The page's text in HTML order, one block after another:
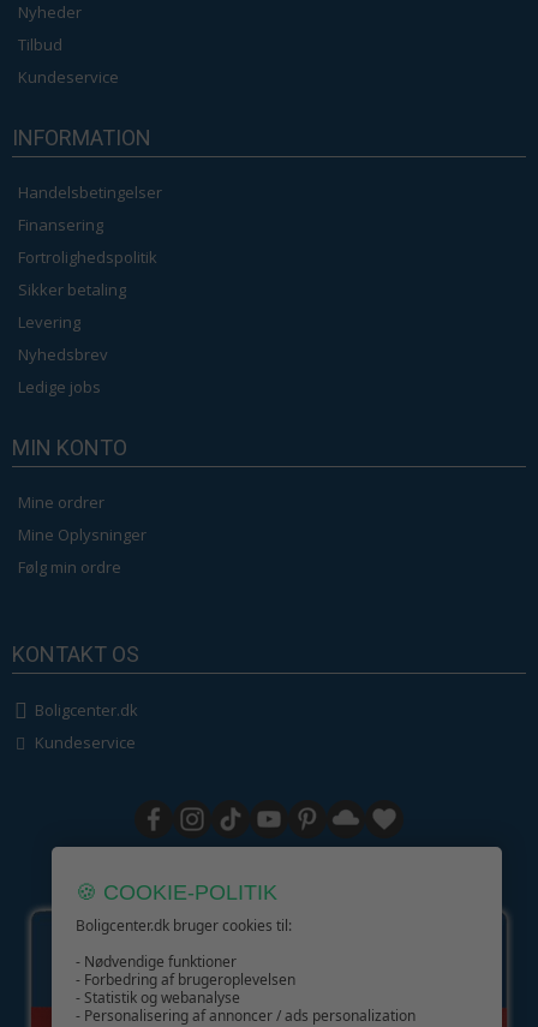
Nyheder
Tilbud
Kundeservice
INFORMATION
Handelsbetingelser
Finansering
Fortrolighedspolitik
Sikker betaling
Levering
Nyhedsbrev
Ledige jobs
MIN KONTO
Mine ordrer
Mine Oplysninger
Følg min ordre
KONTAKT OS
Boligcenter.dk
Kundeservice
GIV GLÆDE MED ET GAVEKORT!
🍪 COOKIE-POLITIK
Boligcenter.dk bruger cookies til:
- Nødvendige funktioner
- Forbedring af brugeroplevelsen
- Statistik og webanalyse
- Personalisering af annoncer / ads personalization